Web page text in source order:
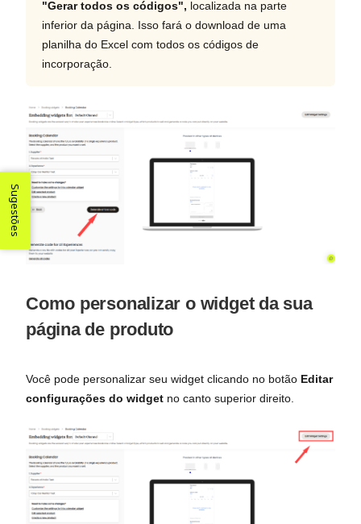
"Gerar todos os códigos", localizada na parte
inferior da página. Isso fará o download de uma
planilha do Excel com todos os códigos de
incorporação.
Como personalizar o widget da sua
página de produto
Você pode personalizar seu widget clicando no botão Editar
configurações do widget no canto superior direito.
Sugestões